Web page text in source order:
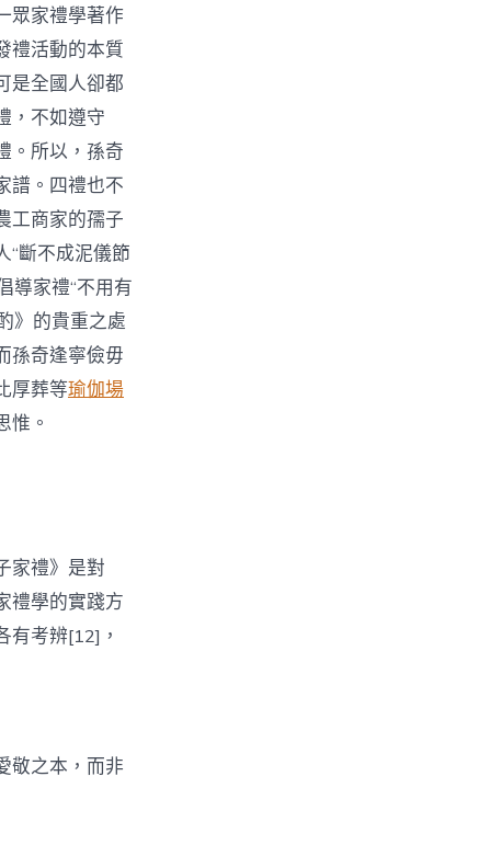
眾家禮學著作
禮活動的本質
是全國人卻都
，不如遵守
。所以，孫奇
譜。四禮也不
工商家的孺子
“斷不成泥儀節
導家禮“不用有
》的貴重之處
孫奇逢寧儉毋
厚葬等瑜伽場
惟。
家禮》是對
禮學的實踐方
有考辨[12]，
敬之本，而非